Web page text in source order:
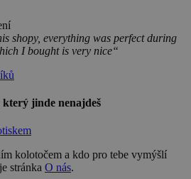
shopy, everything was perfect during
I bought is very nice“
jinde nenajdeš
kolotočem a kdo pro tebe vymýšlí
stránka O nás.